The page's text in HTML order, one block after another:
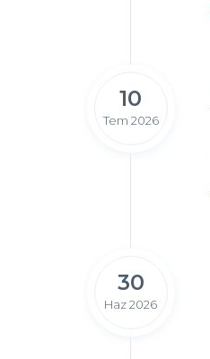
10
Tem 2026
30
Haz 2026